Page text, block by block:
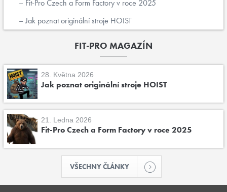
Fit-Pro Czech a Form Factory v roce 2025
Jak poznat originální stroje HOIST
FIT-PRO MAGAZÍN
28. Května 2026
Jak poznat originální stroje HOIST
21. Ledna 2026
Fit-Pro Czech a Form Factory v roce 2025
VŠECHNY ČLÁNKY